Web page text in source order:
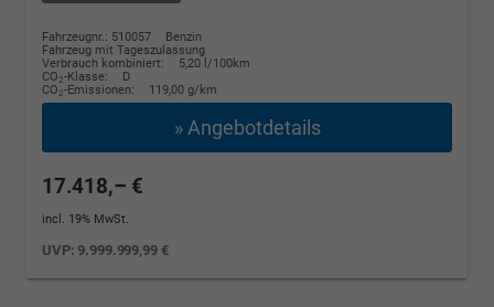
Fahrzeugnr.: 510057
Benzin
Fahrzeug mit Tageszulassung
Verbrauch kombiniert:
5,20 l/100km
CO2-Klasse:
D
CO2-Emissionen: 119,00 g/km
» Angebotdetails
17.418,– €
incl. 19% MwSt.
UVP: 9.999.999,99 €